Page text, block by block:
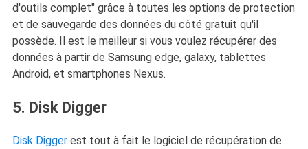
d'outils complet" grâce à toutes les options de protection
et de sauvegarde des données du côté gratuit qu'il
possède. Il est le meilleur si vous voulez récupérer des
données à partir de Samsung edge, galaxy, tablettes
Android, et smartphones Nexus.
5. Disk Digger
Disk Diggerest tout à fait le logiciel de récupération de